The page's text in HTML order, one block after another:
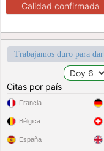
Calidad confirmada
Trabajamos duro para
Citas por país
Francia
Bélgica
España